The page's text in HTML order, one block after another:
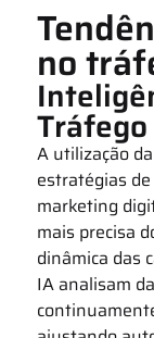
no
A utilização
estratégias
marketing
mais precisa
dinâmica das
IA analisam